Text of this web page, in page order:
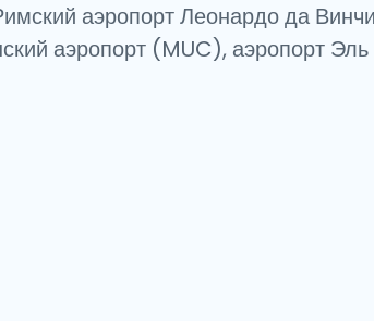
аэропорт Леонардо да
аэропорт (MUC), аэропорт